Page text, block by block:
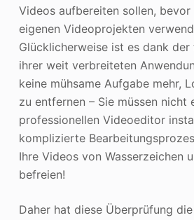
Videos aufbereiten sollen, bevor
eigenen Videoprojekten
Glücklicherweise ist es dank der
ihrer weit verbreiteten
keine mühsame Aufgabe mehr,
zu entfernen – Sie müssen nicht
professionellen Videoeditor
komplizierte
Ihre Videos von Wasserzeichen
befreien!
Daher hat diese Überprüfung